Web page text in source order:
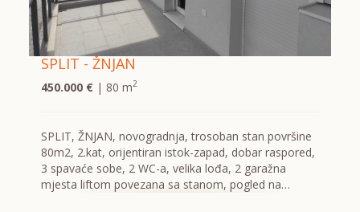
SPLIT - ŽNJAN
450.000 €| 80 m2
SPLIT, ŽNJAN, novogradnja, trosoban stan površine
80m2, 2.kat, orijentiran istok-zapad, dobar raspored,
3 spavaće sobe, 2 WC-a, velika lođa, 2 garažna
mjesta liftom povezana sa stanom, pogled na…